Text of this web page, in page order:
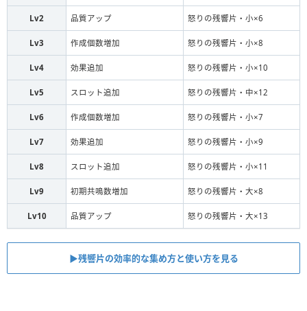
Lv2 品質アップ 怒りの残響片・小×6
Lv3 作成個数増加 怒りの残響片・小×8
Lv4 効果追加 怒りの残響片・小×10
Lv5 スロット追加 怒りの残響片・中×12
Lv6 作成個数増加 怒りの残響片・小×7
Lv7 効果追加 怒りの残響片・小×9
Lv8 スロット追加 怒りの残響片・小×11
Lv9 初期共鳴数増加 怒りの残響片・大×8
Lv10 品質アップ 怒りの残響片・大×13
▶︎残響片の効率的な集め方と使い方を見る